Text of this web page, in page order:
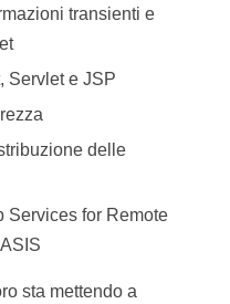
transienti e
Servlet e JSP
delle
Services for Remote
sta mettendo a